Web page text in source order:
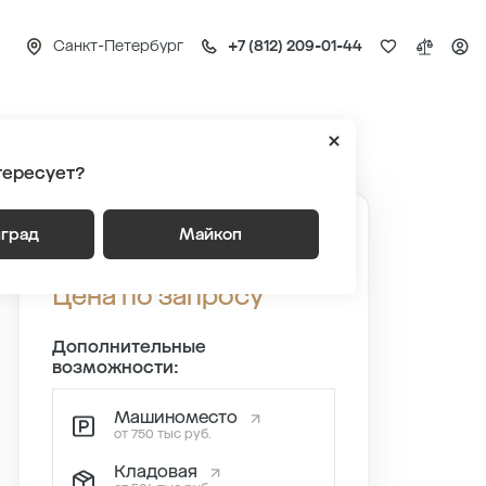
Санкт-Петербург +7 (812) 209-01-44
Майкоп
Квартира №692
Цена по запросу
Дополнительные
возможности:
Машиноместо
от 750 тыс руб.
Кладовая